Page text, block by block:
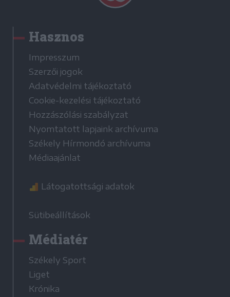
Hasznos
Impresszum
Szerzői jogok
Adatvédelmi tájékoztató
Cookie-kezelési tájékoztató
Hozzászólási szabályzat
Nyomtatott lapjaink archívuma
Székely Hírmondó archívuma
Médiaajánlat
Látogatottsági adatok
Sütibeállítások
Médiatér
Székely Sport
Liget
Krónika